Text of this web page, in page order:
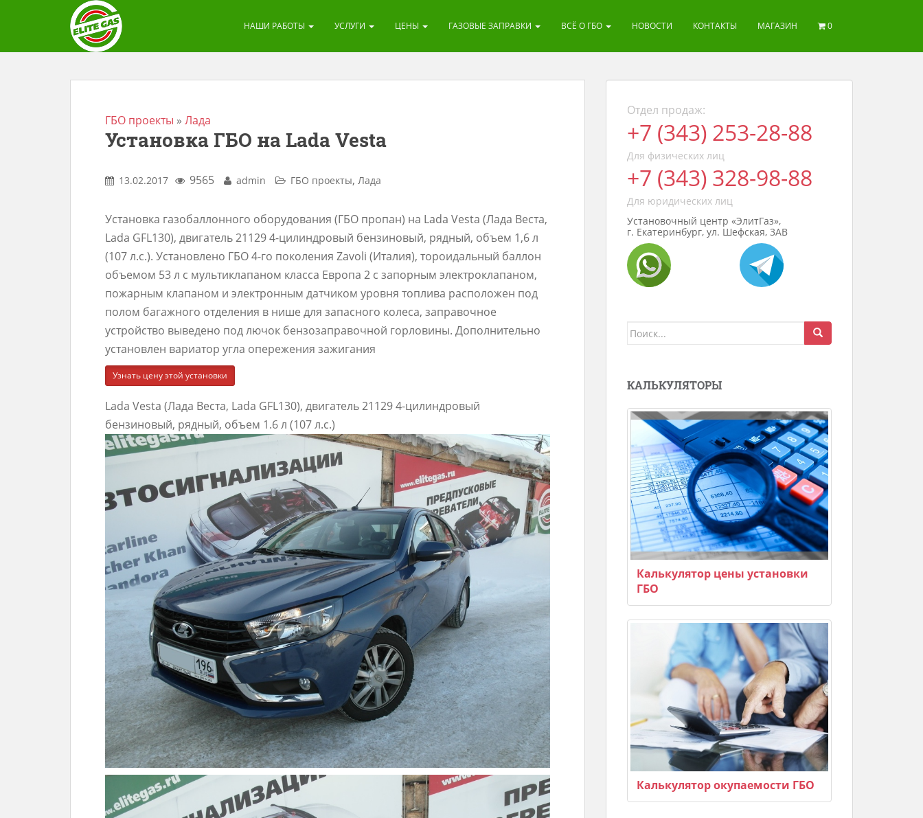
НАШИ РАБОТЫ УСЛУГИ ЦЕНЫ ГАЗОВЫЕ ЗАПРАВКИ ВСЁ О ГБО НОВОСТИ КОНТАКТЫ МАГАЗИН 0
ГБО проекты » Лада
Установка ГБО на Lada Vesta
13.02.2017 9565 admin ГБО проекты, Лада
Установка газобаллонного оборудования (ГБО пропан) на Lada Vesta (Лада Веста,
Lada GFL130), двигатель 21129 4-цилиндровый бензиновый, рядный, объем 1,6 л
(107 л.с.). Установлено ГБО 4-го поколения Zavoli (Италия), тороидальный баллон
объемом 53 л с мультиклапаном класса Европа 2 с запорным электроклапаном,
пожарным клапаном и электронным датчиком уровня топлива расположен под
полом багажного отделения в нише для запасного колеса, заправочное
устройство выведено под лючок бензозаправочной горловины. Дополнительно
установлен вариатор угла опережения зажигания
Узнать цену этой установки
Lada Vesta (Лада Веста, Lada GFL130), двигатель 21129 4-цилиндровый
бензиновый, рядный, объем 1.6 л (107 л.с.)
Отдел продаж:
+7 (343) 253-28-88
Для физических лиц
+7 (343) 328-98-88
Для юридических лиц
Установочный центр «ЭлитГаз»,
г. Екатеринбург, ул. Шефская, 3АВ
Поиск
КАЛЬКУЛЯТОРЫ
Калькулятор цены установки
ГБО
Калькулятор окупаемости ГБО